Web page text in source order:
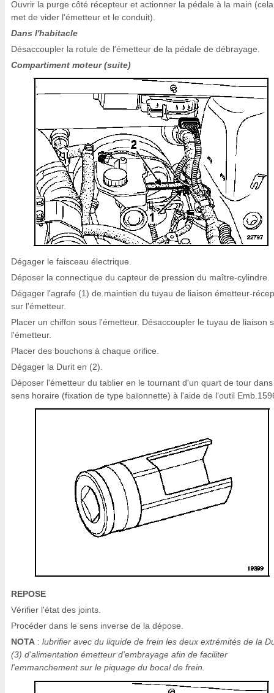
Ouvrir la purge côté récepteur et actionner la pédale à la main
met de vider l'émetteur et le conduit).
Dans l'habitacle
Désaccoupler la rotule de l'émetteur de la pédale de débrayage.
Compartiment moteur (suite)
Dégager le faisceau électrique.
Déposer la connectique du capteur de pression du maître-cylindre.
Dégager l'agrafe (1) de maintien du tuyau de liaison émetteur-
sur l'émetteur.
Placer un chiffon sous l'émetteur. Désaccoupler le tuyau de liaison
l'émetteur.
Placer des bouchons à chaque orifice.
Dégager la Durit en (2).
Déposer l'émetteur du tablier en le tournant d'un quart de tour
sens horaire (fixation de type baïonnette) à l'aide de l'outil
REPOSE
Vérifier l'état des joints.
Procéder dans le sens inverse de la dépose.
NOTA : lubrifier avec du liquide de frein les deux extrémités de la
(3) d'alimentation émetteur d'embrayage afin de faciliter
l'emmanchement sur le piquage du bocal de frein.